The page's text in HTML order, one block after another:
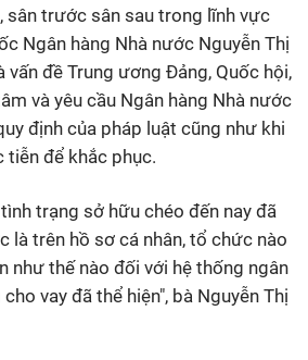
sân trước sân sau trong lĩnh vực
Ngân hàng Nhà nước Nguyễn Thị
vấn đề Trung ương Đảng, Quốc hội,
và yêu cầu Ngân hàng Nhà nước
định của pháp luật cũng như khi
để khắc phục.
trạng sở hữu chéo đến nay đã
là trên hồ sơ cá nhân, tổ chức nào
như thế nào đối với hệ thống ngân
vay đã thể hiện", bà Nguyễn Thị